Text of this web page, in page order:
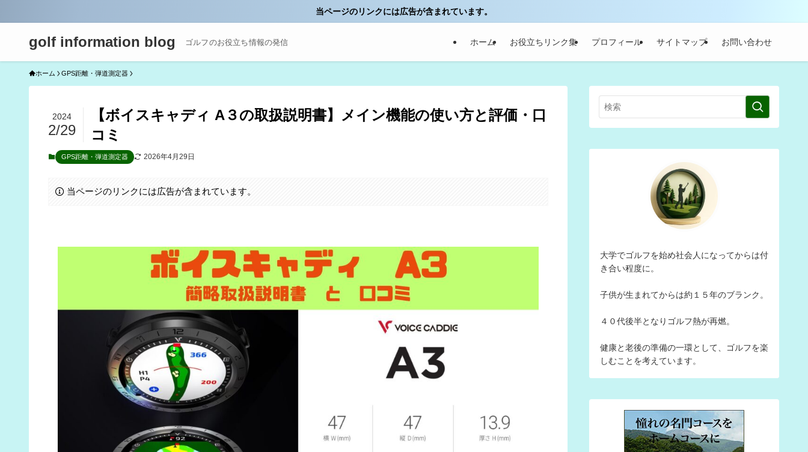
当ページのリンクには広告が含まれています。
golf information blog ゴルフのお役立ち情報の発信 ホーム お役立ちリンク集 プロフィール サイトマップ お問い合わせ
ホーム GPS距離・弾道測定器
【ボイスキャディ A３の取扱説明書】メイン機能の使い方と評価・口
コミ
2024
2/29
GPS距離・弾道測定器 2026年4月29日
当ページのリンクには広告が含まれています。
大学でゴルフを始め社会人になってからは付
き合い程度に。
子供が生まれてからは約１５年のブランク。
４０代後半となりゴルフ熱が再燃。
健康と老後の準備の一環として、ゴルフを楽
しむことを考えています。